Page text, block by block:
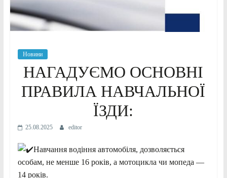
Новини
НАГАДУЄМО ОСНОВНІ
ПРАВИЛА НАВЧАЛЬНОЇ
ЇЗДИ:
25.08.2025 editor
Навчання водіння автомобіля, дозволяється
особам, не менше 16 років, а мотоцикла чи мопеда —
14 років.